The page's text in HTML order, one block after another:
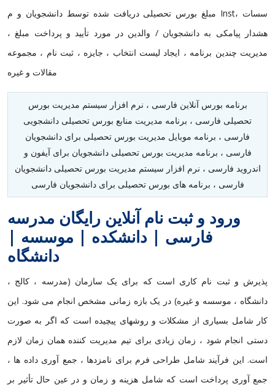
مبلغ بورس تحصیلی دریافت شده توسط دانشجویان و م Instسسات ،
هشدار پیامکی به دانشجویان / والدین در مورد تأیید و پرداخت مبلغ ،
مدیریت چندین برنامه ، ایجاد لیست انتخاب ، جایزه ، ثبت نام ، مجموعه
مقالات و غیره
برنامه بورس آنلاین فارسی ، نرم افزار سیستم مدیریت بورس
تحصیلی فارسی ، برنامه مدیریت منابع بورس تحصیلی دانشجویی
فارسی ، برنامه موبایل مدیریت بورس تحصیلی برای دانشجویان
فارسی ، برنامه مدیریت بورس تحصیلی دانشجویان برای آیفون و
اندروید فارسی ، نرم افزار سیستم مدیریت بورس تحصیلی دانشجویان
فارسی ، برنامه های بورس تحصیلی برای دانشجویان فارسی
ورود و ثبت نام آنلاین رایگان مدرسه
فارسی | دانشکده | موسسه |
دانشگاه
پذیرش و ثبت نام کاری است که برای یک سازمان (مدرسه ، کالج ،
دانشگاه ، موسسه و غیره) در یک بازه زمانی مشخص انجام می شود. این
کار شامل بسیاری از مشکلات و روشهای پیچیده است که اگر به صورت
دستی انجام شود ، زمان زیادی برای تیم مدیریت کننده همان زمان لازم
است. این فرآیند شامل طراحی فرم برای نامزدها ، جمع آوری داده ها ،
جمع آوری پرداخت است که شامل هزینه و زمان و در عین حال تأثیر بر